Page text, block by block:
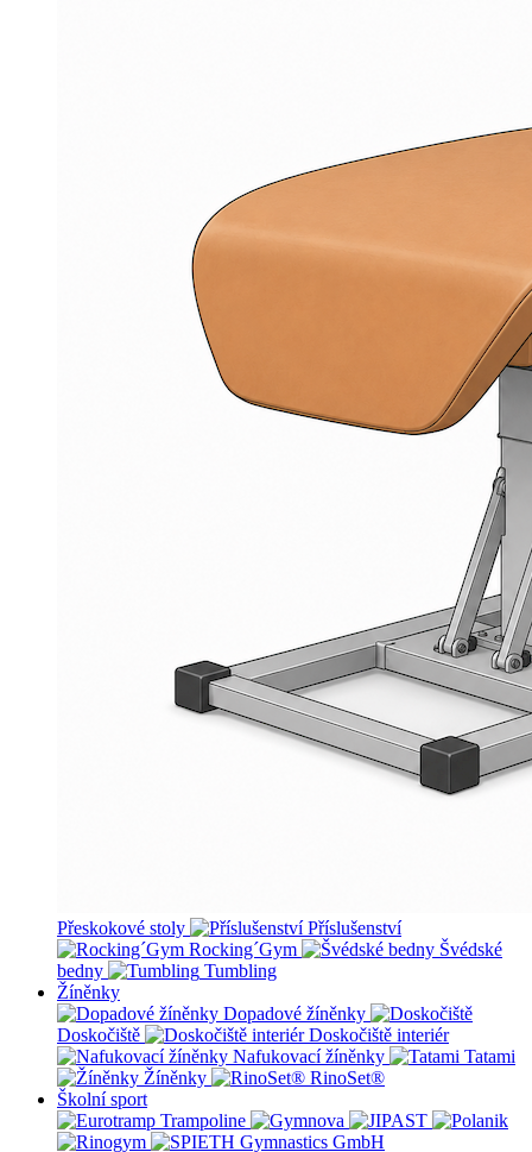
Přeskokové stoly
Příslušenství
Rocking´Gym
Švédské
bedny
Tumbling
Žíněnky
Dopadové žíněnky
Doskočiště
Doskočiště interiér
Nafukovací žíněnky
Tatami
Žíněnky
RinoSet®
Školní sport